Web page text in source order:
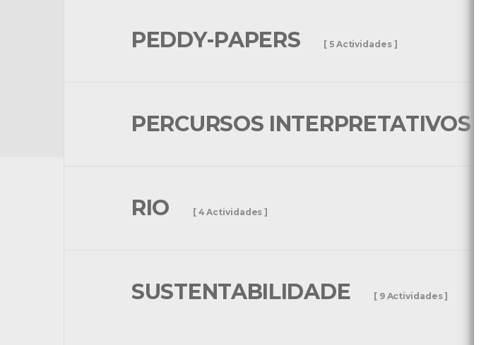
PEDDY-PAPERS [ 5 Actividades ]
PERCURSOS INTERPRETATIVOS
RIO [ 4 Actividades ]
SUSTENTABILIDADE [ 9 Actividades ]